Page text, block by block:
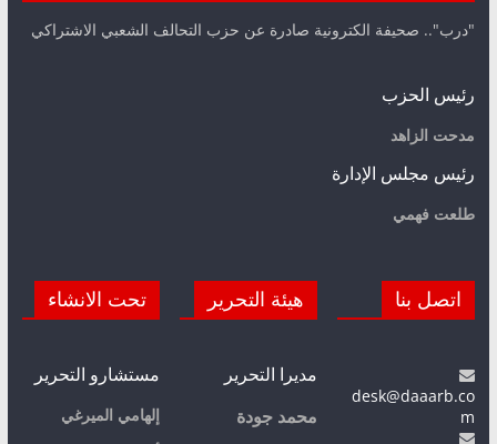
"درب".. صحيفة الكترونية صادرة عن حزب التحالف الشعبي الاشتراكي
رئيس الحزب
مدحت الزاهد
رئيس مجلس الإدارة
طلعت فهمي
اتصل بنا
desk@daaarb.co
m
هيئة التحرير
مديرا التحرير
محمد جودة
تحت الانشاء
مستشارو التحرير
إلهامي الميرغي